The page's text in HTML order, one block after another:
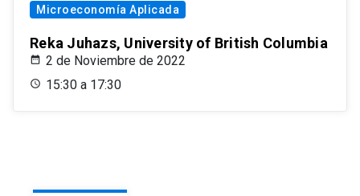
Microeconomía Aplicada
Reka Juhazs, University of British Columbia
2 de Noviembre de 2022
15:30 a 17:30